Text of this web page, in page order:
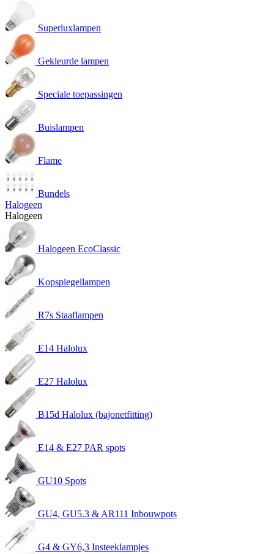
Superluxlampen
Gekleurde lampen
Speciale toepassingen
Buislampen
Flame
Bundels
Halogeen
Halogeen
Halogeen EcoClassic
Kopspiegellampen
R7s Staaflampen
E14 Halolux
E27 Halolux
B15d Halolux (bajonetfitting)
E14 & E27 PAR spots
GU10 Spots
GU4, GU5.3 & AR111 Inbouwpots
G4 & GY6,3 Insteeklampjes